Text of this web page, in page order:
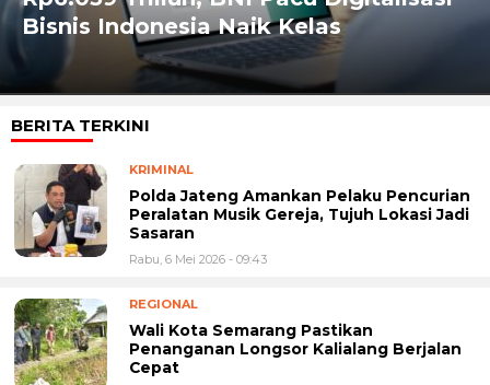
Bisnis Indonesia Naik Kelas
BERITA TERKINI
KRIMINAL
Polda Jateng Amankan Pelaku Pencurian
Peralatan Musik Gereja, Tujuh Lokasi Jadi
Sasaran
Rabu, 6 Mei 2026 - 09:43
REGIONAL
Wali Kota Semarang Pastikan
Penanganan Longsor Kalialang Berjalan
Cepat